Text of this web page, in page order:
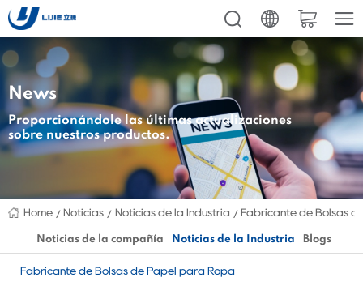
News
Proporcionándole las últimas actualizaciones
sobre nuestros productos.
Home Noticias Noticias de la Industria Fabricante de Bolsas
Noticias de la compañía Noticias de la Industria Blogs
Fabricante de Bolsas de Papel para Ropa